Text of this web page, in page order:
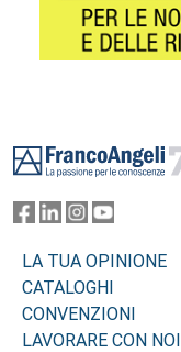
LA TUA OPINIONE
CATALOGHI
CONVENZIONI
LAVORARE CON NOI